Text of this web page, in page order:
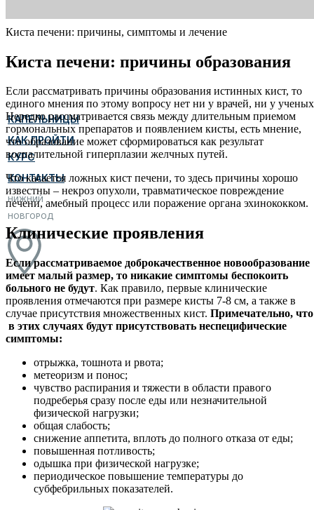
КАПЕЛЬНИЦЫ
КАК ПРОЙТИ
КУРС
КОНТАКТЫ
НИЖНИЙ
НОВГОРОД
Киста печени: причины, симптомы и лечение
Киста печени: причины образования
Если рассматривать причины образования истинных кист, то
единого мнения по этому вопросу нет ни у врачей, ни у
Нередко рассматривается связь между длительным приемом
гормональных препаратов и появлением кисты, есть мнение,
что образование может сформироваться как результат
воспалительной гиперплазии желчных путей.
Что касается ложных кист печени, то здесь причины хорошо
известны – некроз опухоли, травматическое повреждение
печени, амебный процесс или поражение органа эхинококком.
Клинические проявления
Если рассматриваемое доброкачественное новообразование
имеет малый размер, то никакие симптомы беспокоить
больного не будут. Как правило, первые клинические
проявления отмечаются при размере кисты 7-8 см, а также в
случае присутствия множественных кист. Примечательно, что
в этих случаях будут присутствовать неспецифические
симптомы:
отрыжка, тошнота и рвота;
метеоризм и понос;
чувство распирания и тяжести в области правого
подреберья сразу после еды или незначительной
физической нагрузки;
общая слабость;
снижение аппетита, вплоть до полного отказа от еды;
повышенная потливость;
одышка при физической нагрузке;
периодическое повышение температуры до
субфебрильных показателей.